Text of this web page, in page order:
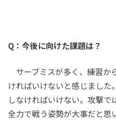
Q：今後に向けた課題は？
サーブミスが多く、練習か
ければいけないと感じまし
しなければいけない。攻撃で
全力で戦う姿勢が大事だと思